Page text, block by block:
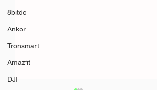
8bitdo
Anker
Tronsmart
Amazfit
DJI